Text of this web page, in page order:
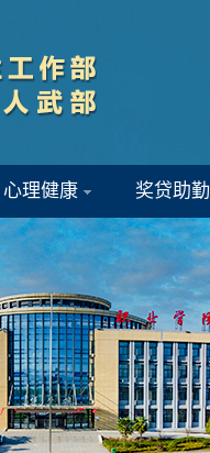
心理健康 奖贷助勤